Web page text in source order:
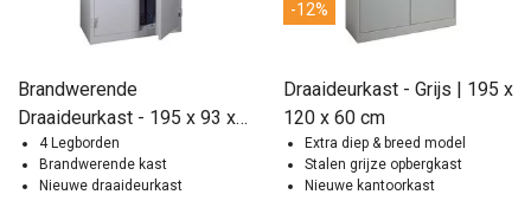
Brandwerende
Draaideurkast - 195 x 93 x
52 cm
4 Legborden
Brandwerende kast
Nieuwe draaideurkast
-12%
Draaideurkast - Grijs | 195 x
120 x 60 cm
Extra diep & breed model
Stalen grijze opbergkast
Nieuwe kantoorkast